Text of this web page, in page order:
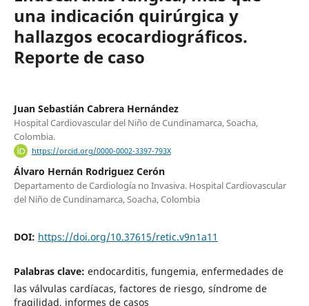
una indicación quirúrgica y
hallazgos ecocardiográficos.
Reporte de caso
Juan Sebastián Cabrera Hernández
Hospital Cardiovascular del Niño de Cundinamarca, Soacha,
Colombia.
https://orcid.org/0000-0002-3397-793X
Álvaro Hernán Rodriguez Cerón
Departamento de Cardiología no Invasiva. Hospital Cardiovascular
del Niño de Cundinamarca, Soacha, Colombia
DOI: https://doi.org/10.37615/retic.v9n1a11
Palabras clave: endocarditis, fungemia, enfermedades de
las válvulas cardíacas, factores de riesgo, síndrome de
fragilidad, informes de casos